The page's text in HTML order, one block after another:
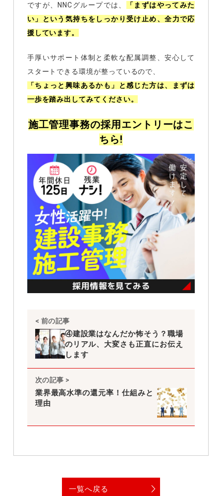
ですが、NNCグループでは、
「まずはやってみた
い」という気持ちをしっかり受け止め、全力で応
援しています。
手厚いサポート体制と柔軟な配属調整、安心して
スタートできる環境が整っているので、
「ちょっと興味あるかも」と感じた方は、まずは
一歩を踏み出してみてください。
施工管理事務の採用エントリーはこ
ちら!
< 前の記事
④建設業はなんだか怖そう？職場
のリアル、大変さも正直にお伝え
します
次の記事 >
業界最高水準の還元率！仕組みと
理由
一覧へ戻る